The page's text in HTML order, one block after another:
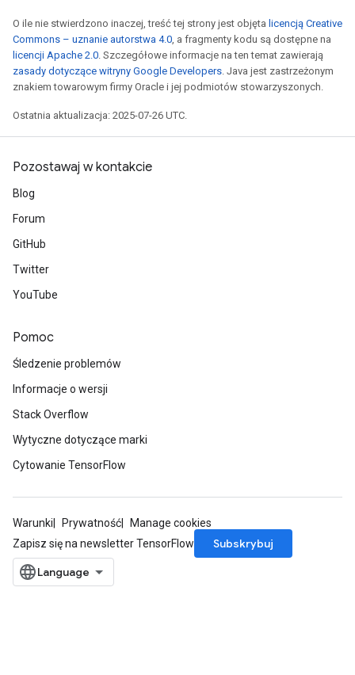
O ile nie stwierdzono inaczej, treść tej strony jest objęta licencją Creative
Commons – uznanie autorstwa 4.0, a fragmenty kodu są dostępne na
licencji Apache 2.0. Szczegółowe informacje na ten temat zawierają
zasady dotyczące witryny Google Developers. Java jest zastrzeżonym
znakiem towarowym firmy Oracle i jej podmiotów stowarzyszonych.
Ostatnia aktualizacja: 2025-07-26 UTC.
Pozostawaj w kontakcie
Blog
Forum
GitHub
Twitter
YouTube
Pomoc
Śledzenie problemów
Informacje o wersji
Stack Overflow
Wytyczne dotyczące marki
Cytowanie TensorFlow
Warunki Prywatność
Manage cookies
Zapisz się na newsletter TensorFlow
Subskrybuj